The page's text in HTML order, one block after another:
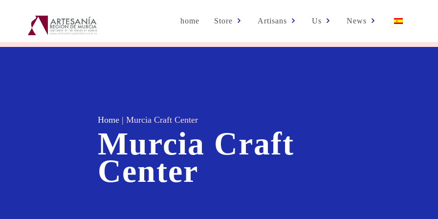
home Store Artisans Us News
Home | Murcia Craft Center
Murcia Craft
Center